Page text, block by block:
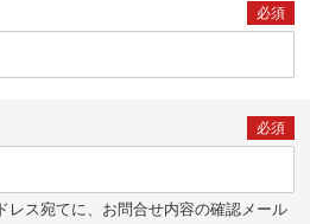
必須
必須
ス宛てに、お問合せ内容の確認メール